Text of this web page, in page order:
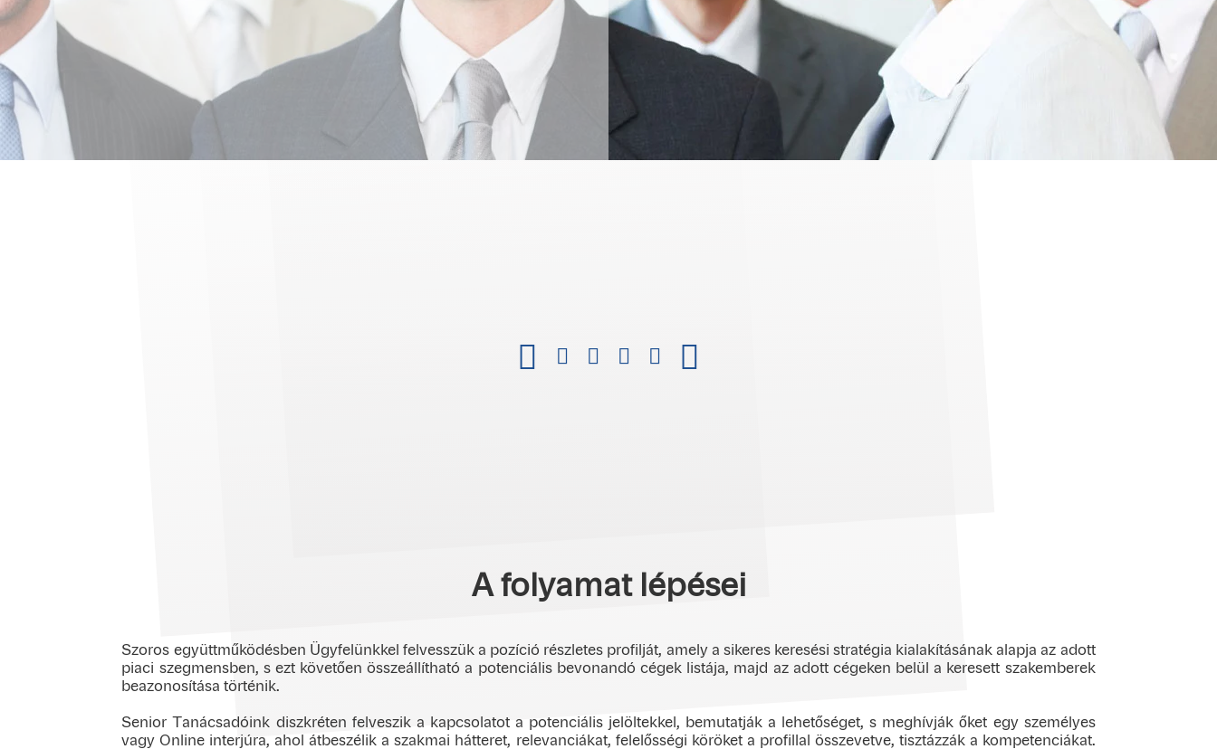
A folyamat lépései
Szoros együttműködésben Ügyfelünkkel felvesszük a pozíció részletes profilját, amely a sikeres keresési stratégia kialakításának alapja az adott
piaci szegmensben, s ezt követően összeállítható a potenciális bevonandó cégek listája, majd az adott cégeken belül a keresett szakemberek
beazonosítása történik.
Senior Tanácsadóink diszkréten felveszik a kapcsolatot a potenciális jelöltekkel, bemutatják a lehetőséget, s meghívják őket egy személyes
vagy Online interjúra, ahol átbeszélik a szakmai hátteret, relevanciákat, felelősségi köröket a profillal összevetve, tisztázzák a kompetenciákat.